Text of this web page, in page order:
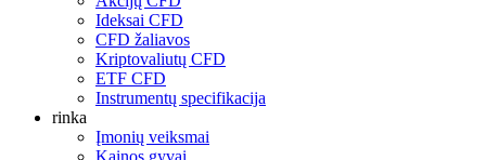
Ideksai CFD
CFD žaliavos
Kriptovaliutų CFD
ETF CFD
Instrumentų specifikacija
rinka
Įmonių veiksmai
Kainos gyvai